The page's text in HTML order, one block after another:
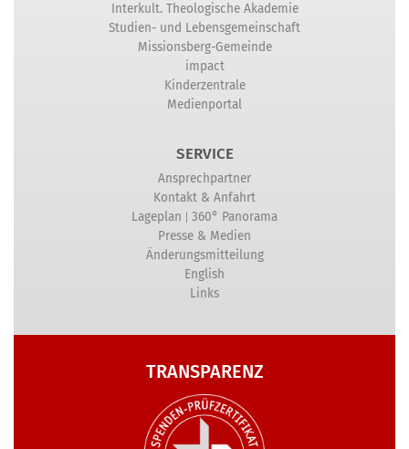
Interkult. Theologische Akademie
Studien- und Lebensgemeinschaft
Missionsberg-Gemeinde
impact
Kinderzentrale
Medienportal
SERVICE
Ansprechpartner
Kontakt & Anfahrt
Lageplan | 360° Panorama
Presse & Medien
Änderungsmitteilung
English
Links
TRANSPARENZ